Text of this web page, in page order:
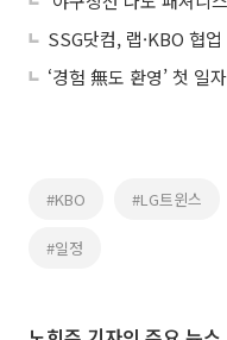
SSG닷컴, 랩·KBO 협
‘경험 無도 환영’ 첫 일
#KBO #LG트윈스
#일정